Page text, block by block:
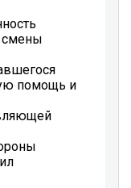
смены
помощь и